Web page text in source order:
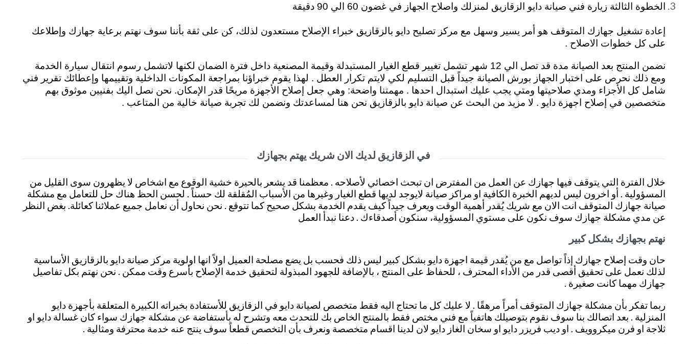
الخطوة الثالثة زيارة فني صيانة دايو الزقازيق لمنزلك واصلاح الجهاز في غضون 60 الي 90 دقيقة
إعادة تشغيل جهازك المتوقف هو أمر يسير وسهل مع مركز تصليح دايو بالزقازيق خبراء الإصلاح مستعدون لذلك، كن على ثقة بأننا سوف نهتم برعاية جهازك وإطلاعك
على كل خطوات الاصلاح .
نضمن المنتج بعد الصيانة مدة قد تصل الي 12 شهر تشمل تغيير قطع الغيار المستبدلة وقيمة المصنعية داخل فترة الضمان لكنها لاتشمل رسوم انتقال سيارة الخدمة
ومع ذلك نحرص على اختبار الجهاز بورش الصيانة جيداً قبل التسليم لكي لايتم تكرار العطل . لهذا يقوم خبراؤنا بمراجعة المكونات الداخلية وتقييمها وإعطائك تقرير فني
شامل كل الأجزاء ومدي صلاحيتها ومتي يجب عليك استبدال احدها . مهمتنا واضحة: وهي جعل إصلاح الأجهزة مريحًا قدر الإمكان. نحن نصل اليك بفنيين موثوق بهم
متخصصين في إصلاح اجهزة دايو . لا مزيد من البحث عن صيانة دايو بالزقازيق نحن هنا لمساعدتك ونضمن لك تجربة صيانة خالية من المتاعب .
في الزقازيق لديك الان شريك يهتم بجهازك
خلال الفترة التي يتوقف فيها جهازك عن العمل من المفترض ان تبحث اخصائي لأصلاحه . معظمنا قد يشعر بالحيرة خشية الوقوع مع اشخاص لا يظهرون سوى القليل من
المسؤولية . أو اخرون ليس لديهم الخبرة الكافية او مراكز صيانة لايوجد لديها قطع الغيار وغيرها من الأسباب المُقلقة لك حسناً . لحسن الحظ هناك حل للتعامل مع مشكلة
صيانة جهازك المتوقف انت الان مع شريك يُقدر أهمية الوقت ويعرف جيداً كيف يقدم الخدمة بشكل صحيح كما تتوقع . نحن نحاول أن نعامل جميع عملائنا كعائلة. بغض النظر
عن مدي مشكلة جهازك سوف نكون على مستوي المسؤولية، سنكون أصدقاءك . دعنا نبدأ العمل
نهتم بجهازك بشكل كبير
حان وقت إصلاح جهازك إذاً تواصل مع من يُقدر قيمة اجهزة دايو بشكل كبير ليس ذلك فحسب بل يضع مصلحة العميل اولاً انها اولوية مركز صيانة دايو بالزقازيق الأساسية
لذلك نعمل على تحقيق أقصى قدر من الأداء المحترف ، للحفاظ على المنتج ، بالإضافة للجهود المبذولة لتحقيق خدمة الإصلاح بأسرع وقت ممكن . نحن نهتم بكل تفاصيل
جهازك مهما كانت صغيرة .
ربما تفكر بأن مشكلة جهازك المتوقف أمراً مرهقًا . لا عليك كل ما تحتاج اليه فقط متخصص لصيانة دايو في الزقازيق للأستفادة بخبراته الكبيرة المتعلقة بأجهزة دايو
المنزلية . بعد اتصالك بنا سوف نقوم بتوصيلك هاتفياً مع فني مختص فقط بالمنتج الخاص بك للتحدث معه وتشرح له بأستفاضة عن مشكلة جهازك سواء كان غسالة دايو او
ثلاجة او فرن ميكروويف . او ديب فريزر دايو او سخان الغاز دايو لان لدينا اقسام متخصصة ونعرف بأن التخصص قطعاً سوف ينتج عنه خدمة محترفة ومثالية .